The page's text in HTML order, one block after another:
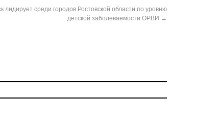
лидирует среди городов Ростовской области по уровню
детской заболеваемости ОРВИ →